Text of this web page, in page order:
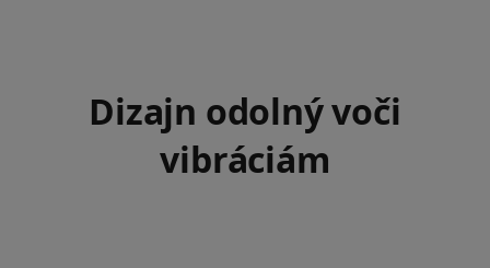
Dizajn odolný voči
vibráciám